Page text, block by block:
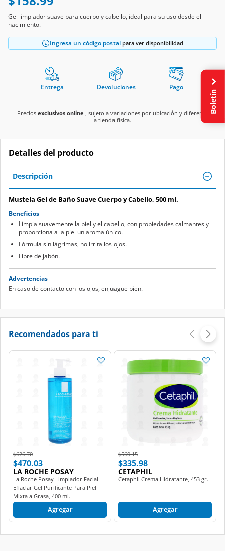
Gel limpiador suave para cuerpo y cabello, ideal para su uso desde el
nacimiento.
Ingresa un código postal para ver disponibilidad
Entrega Devoluciones Pago
Precios exclusivos online , sujeto a variaciones por ubicación y diferente
a tienda física.
Detalles del producto
Descripción
Mustela Gel de Baño Suave Cuerpo y Cabello, 500 ml.
Beneficios
Limpia suavemente la piel y el cabello, con propiedades calmantes y
proporciona a la piel un aroma único.
Fórmula sin lágrimas, no irrita los ojos.
Libre de jabón.
Advertencias
En caso de contacto con los ojos, enjuague bien.
Recomendados para ti
Price reduced from
$626.70to
$470.03
LA ROCHE POSAY
La Roche Posay Limpiador Facial
Effaclar Gel Purificante Para Piel
Mixta a Grasa, 400 ml.
Agregar
Price reduced from
$560.15to
$335.98
CETAPHIL
Cetaphil Crema Hidratante, 453 gr.
Agregar
Boletín